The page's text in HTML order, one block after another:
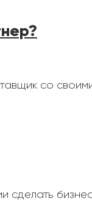
со
сделать